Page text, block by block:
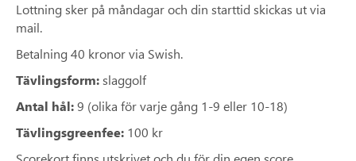
Lottning sker på måndagar och din starttid skickas ut via
mail.
Betalning 40 kronor via Swish.
Tävlingsform:slaggolf
Antal hål:9 (olika för varje gång 1-9 eller 10-18)
Tävlingsgreenfee: 100 kr